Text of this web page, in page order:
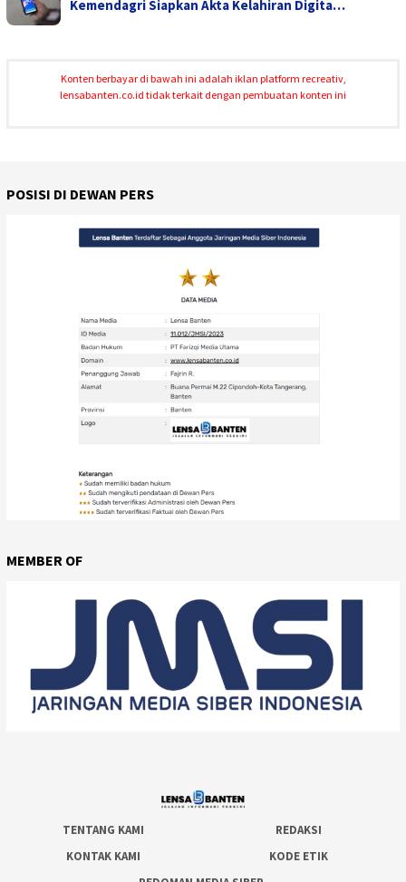
Kemendagri Siapkan Akta Kelahiran Digita…
Konten berbayar di bawah ini adalah iklan platform recreativ,
lensabanten.co.id tidak terkait dengan pembuatan konten ini
POSISI DI DEWAN PERS
MEMBER OF
TENTANG KAMI
REDAKSI
KONTAK KAMI
KODE ETIK